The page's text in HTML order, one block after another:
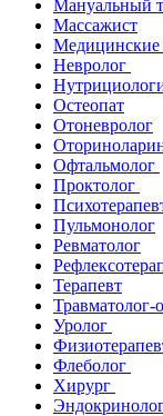
Мануальный
Массажист
Медицинские
Невролог
Остеопат
Отоневролог
Офтальмолог
Проктолог
Пульмонолог
Ревматолог
Терапевт
Травматолог-
Уролог
Флеболог
Хирург